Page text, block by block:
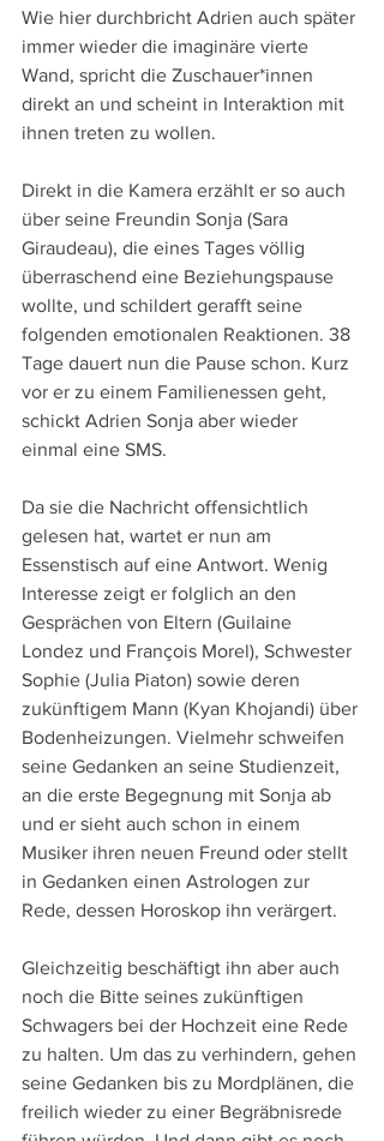
Wie hier durchbricht Adrien auch später
immer wieder die imaginäre vierte
Wand, spricht die Zuschauer*innen
direkt an und scheint in Interaktion mit
ihnen treten zu wollen.
Direkt in die Kamera erzählt er so auch
über seine Freundin Sonja (Sara
Giraudeau), die eines Tages völlig
überraschend eine Beziehungspause
wollte, und schildert gerafft seine
folgenden emotionalen Reaktionen. 38
Tage dauert nun die Pause schon. Kurz
vor er zu einem Familienessen geht,
schickt Adrien Sonja aber wieder
einmal eine SMS.
Da sie die Nachricht offensichtlich
gelesen hat, wartet er nun am
Essenstisch auf eine Antwort. Wenig
Interesse zeigt er folglich an den
Gesprächen von Eltern (Guilaine
Londez und François Morel), Schwester
Sophie (Julia Piaton) sowie deren
zukünftigem Mann (Kyan Khojandi) über
Bodenheizungen. Vielmehr schweifen
seine Gedanken an seine Studienzeit,
an die erste Begegnung mit Sonja ab
und er sieht auch schon in einem
Musiker ihren neuen Freund oder stellt
in Gedanken einen Astrologen zur
Rede, dessen Horoskop ihn verärgert.
Gleichzeitig beschäftigt ihn aber auch
noch die Bitte seines zukünftigen
Schwagers bei der Hochzeit eine Rede
zu halten. Um das zu verhindern, gehen
seine Gedanken bis zu Mordplänen, die
freilich wieder zu einer Begräbnisrede